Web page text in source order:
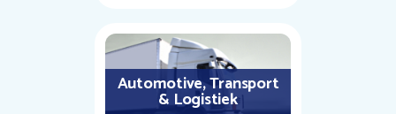
Automotive, Transport
& Logistiek